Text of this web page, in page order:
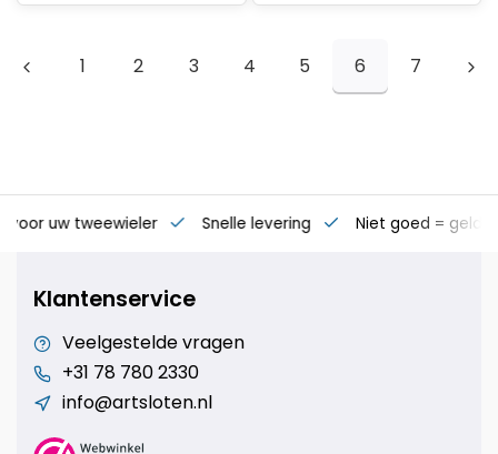
1 2 3 4 5 6 7
voor uw tweewieler Snelle levering Niet goed = geld
Klantenservice
Veelgestelde vragen
+31 78 780 2330
info@artsloten.nl